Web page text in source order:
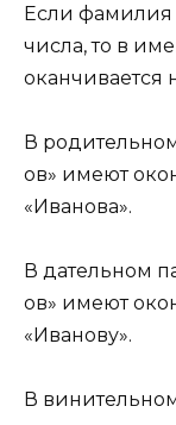
Если фамилия
числа, то в
оканчивается
В
ов» имеют
«Иванова».
В дательном
ов» имеют
«Иванову».
В